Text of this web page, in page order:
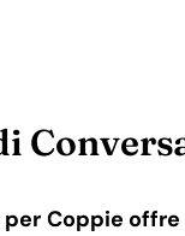
Coppie